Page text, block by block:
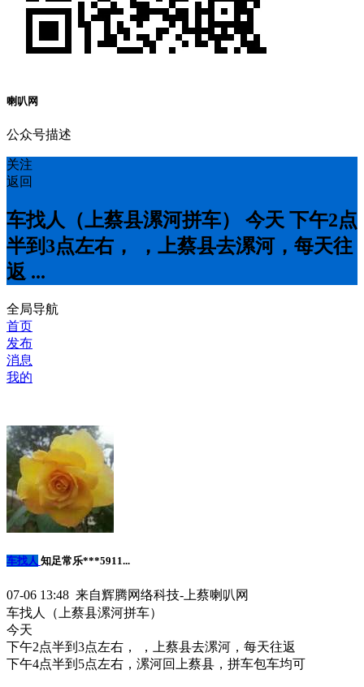
喇叭网
公众号描述
关注
返回
车找人（上蔡县漯河拼车） 今天 下午2点
半到3点左右， ，上蔡县去漯河，每天往
返 ...
全局导航
首页
发布
消息
我的
车找人 知足常乐***5911...
07-06 13:48 来自辉腾网络科技-上蔡喇叭网
车找人（上蔡县漯河拼车）
今天
下午2点半到3点左右， ，上蔡县去漯河，每天往返
下午4点半到5点左右，漯河回上蔡县，拼车包车均可